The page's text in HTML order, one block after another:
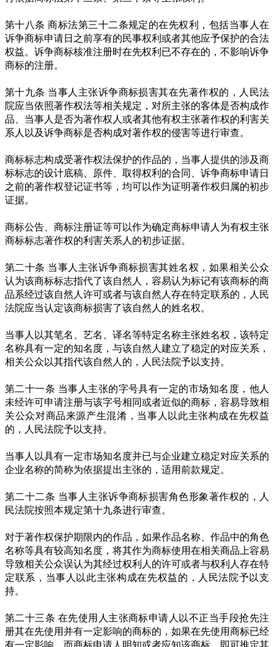
第十八条 商标法第三十二条规定的在先权利，包括当事人在
诉争商标申请日之前享有的民事权利或者其他应予保护的合法
权益。诉争商标核准注册时在先权利已不存在的，不影响诉争
商标的注册。
第十九条 当事人主张诉争商标损害其在先著作权的，人民法
院应当依照著作权法等相关规定，对所主张的客体是否构成作
品、当事人是否为著作权人或者其他有权主张著作权的利害关
系人以及诉争商标是否构成对著作权的侵害等进行审查。
商标标志构成受著作权法保护的作品的，当事人提供的涉及商
标标志的设计底稿、原件、取得权利的合同、诉争商标申请日
之前的著作权登记证书等，均可以作为证明著作权归属的初步
证据。
商标公告、商标注册证等可以作为确定商标申请人为有权主张
商标标志著作权的利害关系人的初步证据。
第二十条 当事人主张诉争商标损害其姓名权，如果相关公众
认为该商标标志指代了该自然人，容易认为标记有该商标的商
品系经过该自然人许可或者与该自然人存在特定联系的，人民
法院应当认定该商标损害了该自然人的姓名权。
当事人以其笔名、艺名、译名等特定名称主张姓名权，该特定
名称具有一定的知名度，与该自然人建立了稳定的对应关系，
相关公众以其指代该自然人的，人民法院予以支持。
第二十一条 当事人主张的字号具有一定的市场知名度，他人
未经许可申请注册与该字号相同或者近似的商标，容易导致相
关公众对商品来源产生混淆，当事人以此主张构成在先权益
的，人民法院予以支持。
当事人以具有一定市场知名度并已与企业建立稳定对应关系的
企业名称的简称为依据提出主张的，适用前款规定。
第二十二条 当事人主张诉争商标损害角色形象著作权的，人
民法院按照本规定第十九条进行审查。
对于著作权保护期限内的作品，如果作品名称、作品中的角色
名称等具有较高知名度，将其作为商标使用在相关商品上容易
导致相关公众误认为其经过权利人的许可或者与权利人存在特
定联系，当事人以此主张构成在先权益的，人民法院予以支
持。
第二十三条 在先使用人主张商标申请人以不正当手段抢先注
册其在先使用并有一定影响的商标的，如果在先使用商标已经
有一定影响，而商标申请人明知或者应知该商标，即可推定其